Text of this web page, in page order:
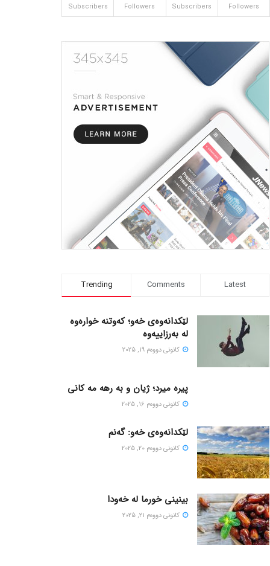
Followers
Subscribers
Followers
Subscribers
Trending Comments Latest
لێکدانەوەی خەو؛ کەوتنە خوارەوە
لە بەرزاییەوە
كانونی دووه‌م 19, 2025
پیره میرد؛ ژیان و به رهه مه کانی
كانونی دووه‌م 16, 2025
لێکدانەوەی خەو: گەنم
كانونی دووه‌م 20, 2025
بینینی خورما لە خەودا
كانونی دووه‌م 21, 2025